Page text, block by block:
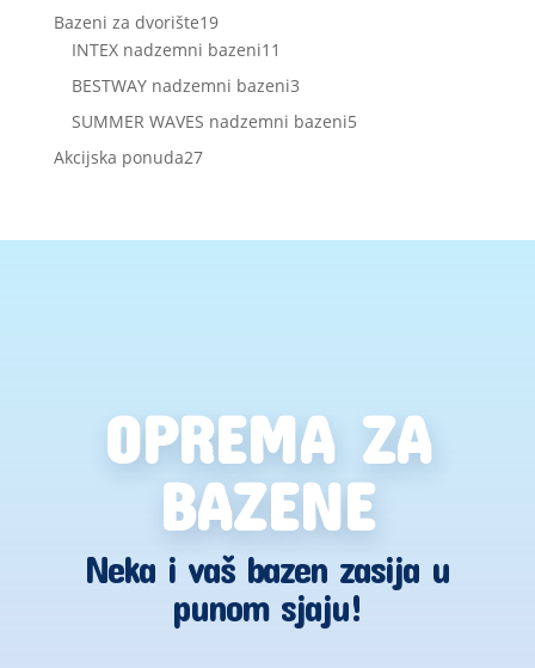
proizvoda
Bazeni za dvorište1919
proizvoda
INTEX nadzemni bazeni11
proizvoda
BESTWAY nadzemni bazeni33
proizvoda
SUMMER WAVES nadzemni bazeni55
Akcijska ponuda2727
OPREMA ZA
BAZENE
Neka i vaš bazen zasija u
punom sjaju!